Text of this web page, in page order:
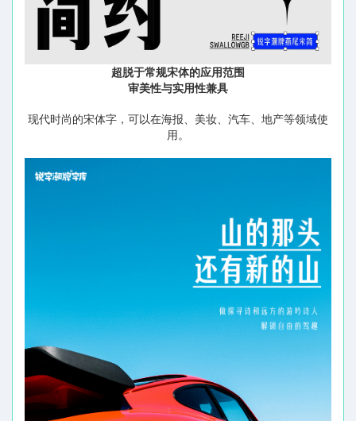
超脱于常规宋体的应用范围
审美性与实用性兼具
现代时尚的宋体字，可以在海报、美妆、汽车、地产等领域使
用。